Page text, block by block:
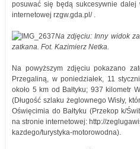
posuwać się będą sukcesywnie
internetowej rzgw.gda.pl/ .
Na zdjęciu: Inny widok
zatkana. Fot. Kazimierz Netka.
Na powyższym zdjęciu pokazano
Przegaliną, w poniedziałek, 11
około 5 km od Bałtyku; 937 kilometr
(Długość szlaku żeglownego Wisły,
Oświęcimia do Bałtyku (Przekop k/
na stronie internetowej: http://
kazdego/turystyka-motorowodna).